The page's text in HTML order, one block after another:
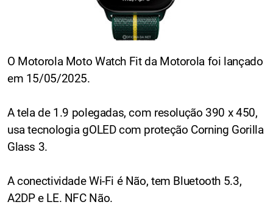
O Motorola Moto Watch Fit da Motorola foi lançado
em 15/05/2025.
A tela de 1.9 polegadas, com resolução 390 x 450,
usa tecnologia gOLED com proteção Corning Gorilla
Glass 3.
A conectividade Wi-Fi é Não, tem Bluetooth 5.3,
A2DP e LE. NFC Não.